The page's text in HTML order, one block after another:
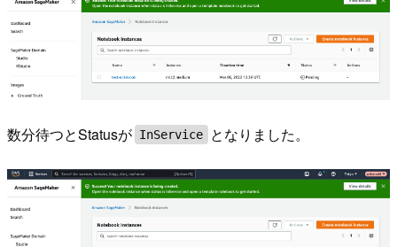
数分待つとStatusが InService となりました。